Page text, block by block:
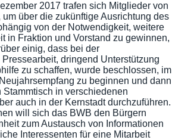
2017 trafen sich Mitglieder von
um über die zukünftige Ausrichtung des
von der Notwendigkeit, weitere
in Fraktion und Vorstand zu gewinnen,
einig, dass bei der
dringend Unterstützung
zu schaffen, wurde beschlossen, im
zu beginnen und dann
in verschiedenen
auch in der Kernstadt durchzuführen.
will sich das BWB den Bürgern
zum Austausch von Informationen
Interessenten für eine Mitarbeit